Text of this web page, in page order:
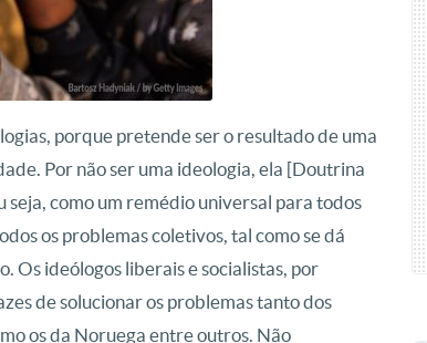
porque pretende ser o resultado de uma
Por não ser uma ideologia, ela [Doutrina
seja, como um remédio universal para todos
os problemas coletivos, tal como se dá
Os ideólogos liberais e socialistas, por
de solucionar os problemas tanto dos
os da Noruega entre outros. Não